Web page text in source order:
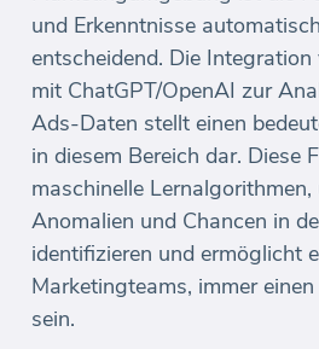
und Erkenntnisse
entscheidend. Die
mit ChatGPT/OpenAI zur
Ads-Daten stellt einen
in diesem Bereich dar. Diese
maschinelle Lernalgorithmen,
Anomalien und Chancen in
identifizieren und ermöglicht
Marketingteams, immer
sein.